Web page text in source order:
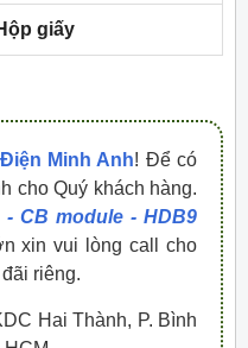
giấy
Minh Anh! Để có
cho Quý khách hàng.
- CB module - HDB9
xin vui lòng call cho
riêng.
Hai Thành, P. Bình